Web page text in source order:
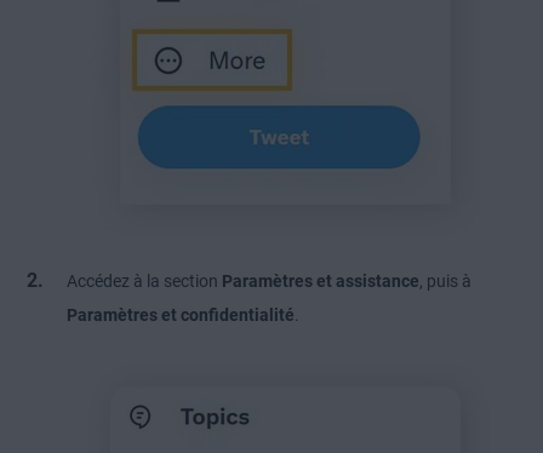
Accédez à la section Paramètres et assistance , puis à
Paramètres et confidentialité